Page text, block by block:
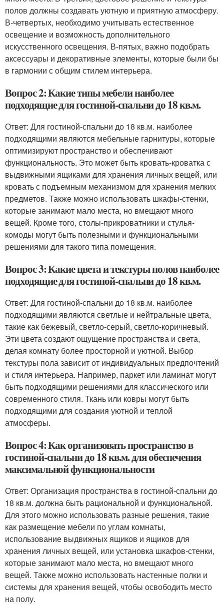
полов должны создавать уютную и приятную атмосферу.
В-четвертых, необходимо учитывать естественное
освещение и возможность дополнительного
искусственного освещения. В-пятых, важно подобрать
аксессуары и декоративные элементы, которые были бы
в гармонии с общим стилем интерьера.
Вопрос 2: Какие типы мебели наиболее
подходящие для гостиной-спальни до 18 кв.м.
Ответ: Для гостиной-спальни до 18 кв.м. наиболее
подходящими являются мебельные гарнитуры, которые
оптимизируют пространство и обеспечивают
функциональность. Это может быть кровать-кроватка с
выдвижными ящиками для хранения личных вещей, или
кровать с подъемным механизмом для хранения мелких
предметов. Также можно использовать шкафы-стенки,
которые занимают мало места, но вмещают много
вещей. Кроме того, столы-прикроватники и стулья-
комоды могут быть полезными и функциональными
решениями для такого типа помещения.
Вопрос 3: Какие цвета и текстуры полов наиболее
подходящие для гостиной-спальни до 18 кв.м.
Ответ: Для гостиной-спальни до 18 кв.м. наиболее
подходящими являются светлые и нейтральные цвета,
такие как бежевый, светло-серый, светло-коричневый.
Эти цвета создают ощущение пространства и света,
делая комнату более просторной и уютной. Выбор
текстуры пола зависит от индивидуальных предпочтений
и стиля интерьера. Например, паркет или ламинат могут
быть подходящими решениями для классического или
современного стиля. Ткань или ковры могут быть
подходящими для создания уютной и теплой
атмосферы.
Вопрос 4: Как организовать пространство в
гостиной-спальни до 18 кв.м. для обеспечения
максимальной функциональности
Ответ: Организация пространства в гостиной-спальни до
18 кв.м. должна быть рациональной и функциональной.
Для этого можно использовать разные решения, такие
как размещение мебели по углам комнаты,
использование выдвижных ящиков и ящиков для
хранения личных вещей, или установка шкафов-стенки,
которые занимают мало места, но вмещают много
вещей. Также можно использовать настенные полки и
системы для хранения вещей, чтобы освободить место
на полу.